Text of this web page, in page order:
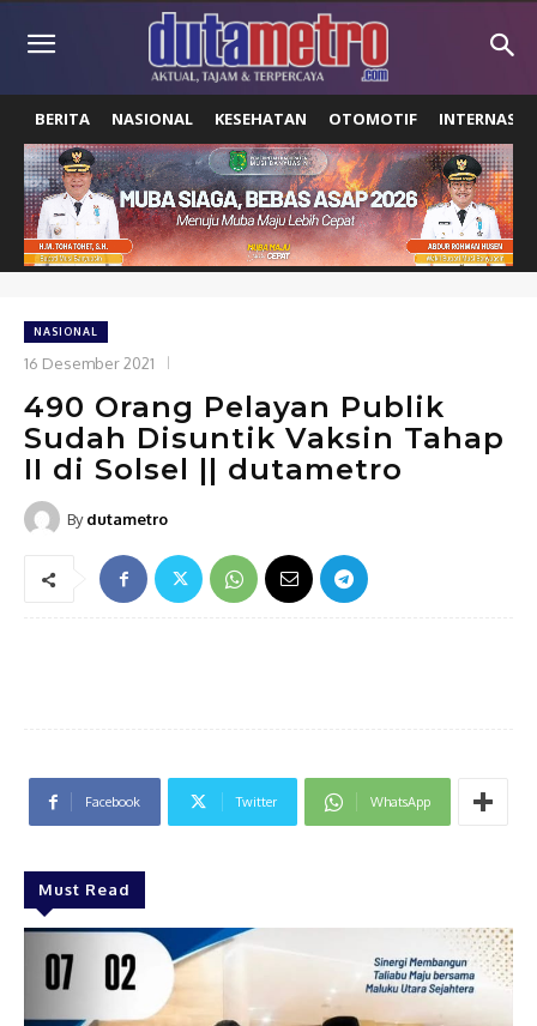
BERITA NASIONAL KESEHATAN OTOMOTIF
NASIONAL
16 Desember 2021
490 Orang Pelayan Publik
Sudah Disuntik Vaksin Tahap
II di Solsel || dutametro
By dutametro
Facebook Twitter WhatsApp
Must Read